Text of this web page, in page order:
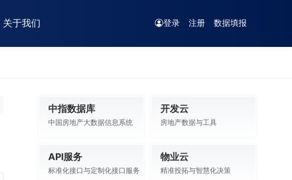
关于我们 登录 注册 数据填报
中指数据库
中国房地产大数据信息系统
开发云
房地产数据与工具
API服务
标准化接口与定制化接口服务
物业云
精准投拓与智慧化决策